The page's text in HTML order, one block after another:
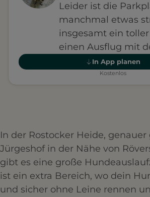
Leider ist die
manchmal etwas
insgesamt ein
einen Ausflug mit
In App planen
Kostenlos
In der Rostocker Heide, genauer
Jürgeshof in der Nähe von
gibt es eine große
ist ein extra Bereich, wo dein
und sicher ohne Leine rennen